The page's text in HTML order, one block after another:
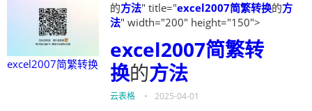
excel2007简繁转换
的方法" title="excel2007简繁转换的方
法" width="200" height="150">
excel2007简繁转
换的方法
云表格 • 2025-04-01